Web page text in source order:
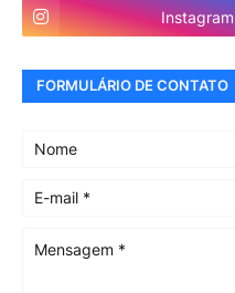
Instagram
FORMULÁRIO DE CONTATO